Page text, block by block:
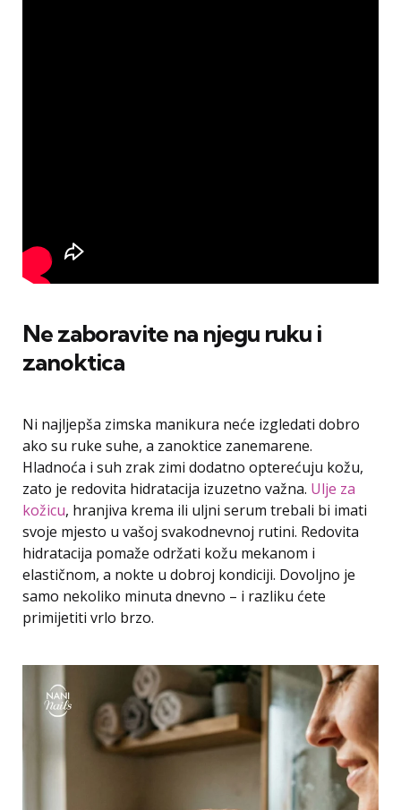
Ne zaboravite na njegu ruku i
zanoktica
Ni najljepša zimska manikura neće izgledati dobro
ako su ruke suhe, a zanoktice zanemarene.
Hladnoća i suh zrak zimi dodatno opterećuju kožu,
zato je redovita hidratacija izuzetno važna. Ulje za
kožicu, hranjiva krema ili uljni serum trebali bi imati
svoje mjesto u vašoj svakodnevnoj rutini. Redovita
hidratacija pomaže održati kožu mekanom i
elastičnom, a nokte u dobroj kondiciji. Dovoljno je
samo nekoliko minuta dnevno – i razliku ćete
primijetiti vrlo brzo.